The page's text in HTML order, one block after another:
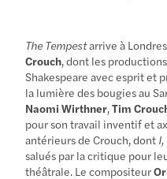
The Tempestarrive à
Crouch, dont les
Shakespeare avec esprit et
la lumière des bougies au
Naomi Wirthner,Tim
pour son travail inventif et
antérieurs de Crouch, dont
salués par la critique pour
théâtrale. Le compositeur